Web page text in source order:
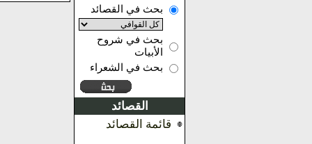
بحث في القصائد
بحث في شروح
الأبيات
بحث في الشعراء
القصائد
قائمة القصائد